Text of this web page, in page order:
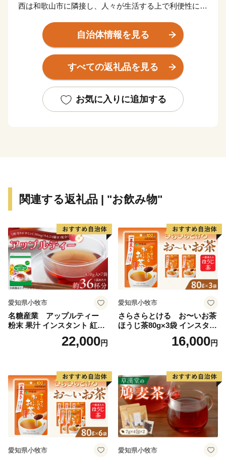
西は和歌山市に隣接し、人々が生活する上で利便性に富
境、長い年月にわたって育まれてきた伝統ある歴史文化
をはじめ、豊富な地域資源を有しています。
「安心・安全な」「住んでよかった」「住み続けたい」
と誰もが実感できるよう、「人が行き交い 自然の恵み
愛し、思いやりを持って暮らせるまちづくりを進めてい
自治体情報を見る
すべての返礼品を見る
お気に入りに追加する
関連する返礼品 | "お飲み物"
愛知県小牧市
名糖産業 アップルティー
粉末 果汁 インスタント 紅茶
ティー ビタミンC 袋 ロング
セラー 粉末飲料 粉末茶 簡単
22,000円
愛知県小牧市
さらさらとける お〜いお茶
ほうじ茶80g×3袋 インスタン
トほうじ茶 粉末ほうじ茶 粉
末茶 おーいお茶 粉末緑茶
16,000円
愛知県小牧市 愛知県小牧市